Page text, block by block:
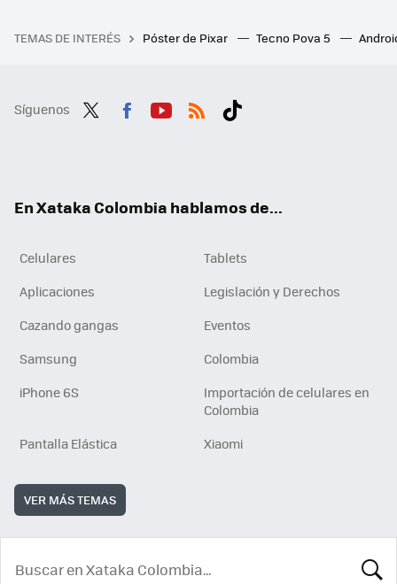
TEMAS DE INTERÉS Póster de Pixar Tecno Pova 5
Síguenos
En Xataka Colombia hablamos de...
Celulares
Tablets
Aplicaciones
Legislación y Derechos
Cazando gangas
Eventos
Samsung
Colombia
iPhone 6S
Importación de celulares en
Colombia
Pantalla Elástica
Xiaomi
VER MÁS TEMAS